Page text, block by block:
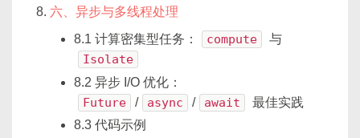
六、异步与多线程处理
8.1 计算密集型任务： compute 与
Isolate
8.2 异步 I/O 优化：
Future / async / await
最佳实践
8.3 代码示例